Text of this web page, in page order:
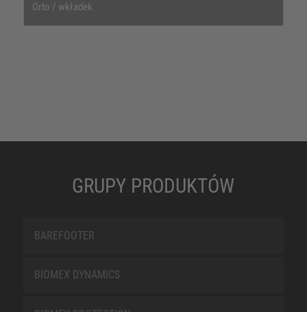
Orto / wkładek
GRUPY PRODUKTÓW
BAREFOOTER
BIOMEX DYNAMICS